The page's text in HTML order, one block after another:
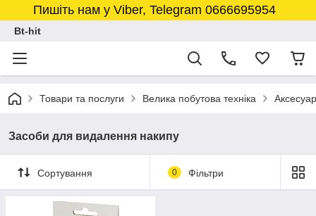
Пишіть нам у Viber, Telegram 0666695954
Bt-hit
Товари та послуги Велика побутова техніка
Засоби для видалення накипу
Сортування 0 Фільтри